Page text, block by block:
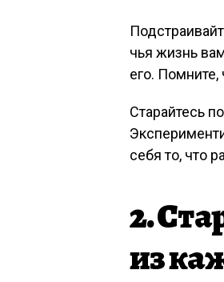
чья жизнь
его. Помните,
Старайтесь
себя то, что
2.
из